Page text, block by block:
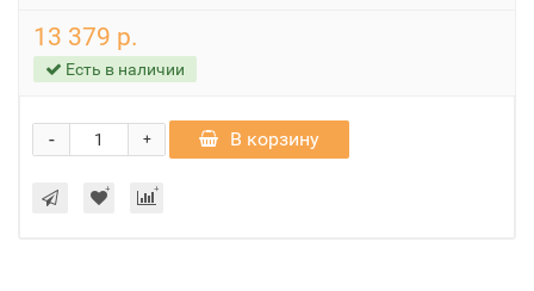
13 379 р.
Есть в наличии
+
- В корзину